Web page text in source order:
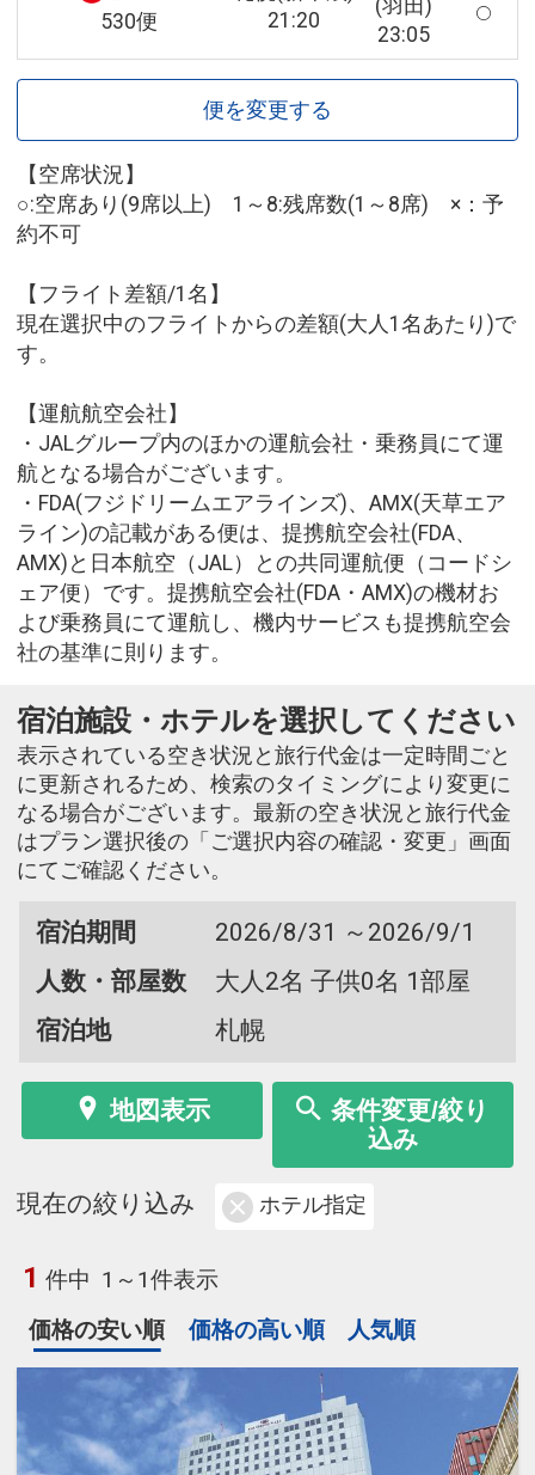
530便
21:20
(羽田)
23:05
便を変更する
【空席状況】
○:空席あり(9席以上) 1～8:残席数(1～8席) ×：予
約不可
【フライト差額/1名】
現在選択中のフライトからの差額(大人1名あたり)で
す。
【運航航空会社】
・JALグループ内のほかの運航会社・乗務員にて運
航となる場合がございます。
・FDA(フジドリームエアラインズ)、AMX(天草エア
ライン)の記載がある便は、提携航空会社(FDA、
AMX)と日本航空（JAL）との共同運航便（コードシ
ェア便）です。提携航空会社(FDA・AMX)の機材お
よび乗務員にて運航し、機内サービスも提携航空会
社の基準に則ります。
宿泊施設・ホテルを選択してください
表示されている空き状況と旅行代金は一定時間ごと
に更新されるため、検索のタイミングにより変更に
なる場合がございます。最新の空き状況と旅行代金
はプラン選択後の「ご選択内容の確認・変更」画面
にてご確認ください。
宿泊期間
2026/8/31 ～2026/9/1
人数・部屋数
大人2名 子供0名 1部屋
宿泊地
札幌
地図表示
条件変更/絞り
込み
現在の絞り込み ホテル指定
1 件中 1～1件表示
価格の安い順
価格の高い順 人気順